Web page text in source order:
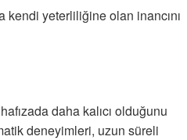
kendi yeterliliğine olan inancını
daha kalıcı olduğunu
deneyimleri, uzun süreli